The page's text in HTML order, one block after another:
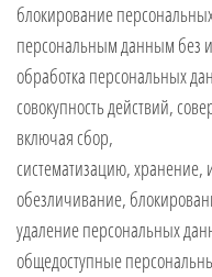
блокирование
персональным данным без
обработка персональных
совокупность действий,
включая сбор,
систематизацию,
обезличивание,
удаление персональных
общедоступные